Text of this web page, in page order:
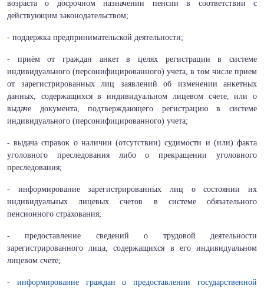
возраста о досрочном назначении пенсии в соответствии с
действующим законодательством;
- поддержка предпринимательской деятельности;
- приём от граждан анкет в целях регистрации в системе
индивидуального (персонифицированного) учета, в том числе прием
от зарегистрированных лиц заявлений об изменении анкетных
данных, содержащихся в индивидуальном лицевом счете, или о
выдаче документа, подтверждающего регистрацию в системе
индивидуального (персонифицированного) учета;
- выдача справок о наличии (отсутствии) судимости и (или) факта
уголовного преследования либо о прекращении уголовного
преследования;
- информирование зарегистрированных лиц о состоянии их
индивидуальных лицевых счетов в системе обязательного
пенсионного страхования;
- предоставление сведений о трудовой деятельности
зарегистрированного лица, содержащихся в его индивидуальном
лицевом счете;
- информирование граждан о предоставлении государственной